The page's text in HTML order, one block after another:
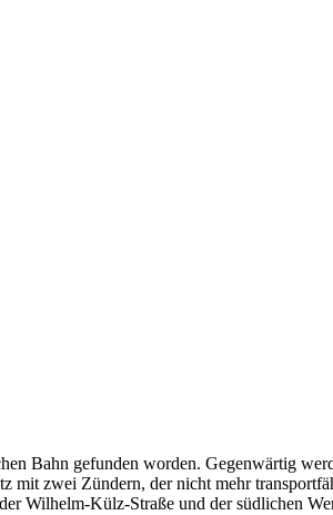
Bahn gefunden worden. Gegenwärtig
mit zwei Zündern, der nicht mehr
Wilhelm-Külz-Straße und der südlichen